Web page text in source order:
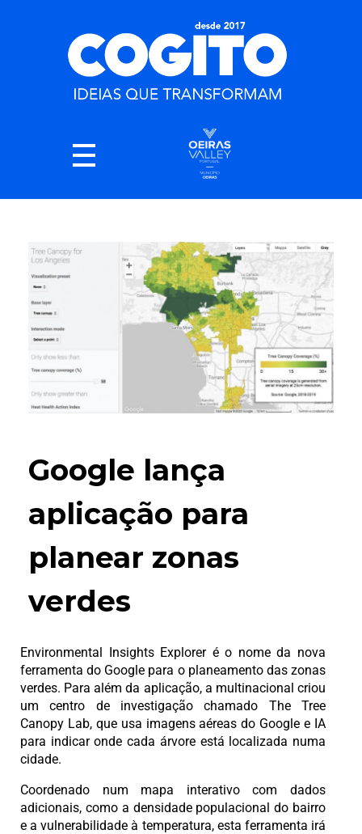
Google lança
aplicação para
planear zonas
verdes
Environmental Insights Explorer é o nome da nova
ferramenta do Google para o planeamento das zonas
verdes. Para além da aplicação, a multinacional criou
um centro de investigação chamado The Tree
Canopy Lab, que usa imagens aéreas do Google e IA
para indicar onde cada árvore está localizada numa
cidade.
Coordenado num mapa interativo com dados
adicionais, como a densidade populacional do bairro
e a vulnerabilidade à temperatura, esta ferramenta irá